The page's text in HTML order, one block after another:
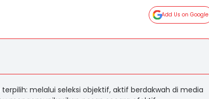
Add Us on Google
melalui seleksi objektif, aktif berdakwah di media